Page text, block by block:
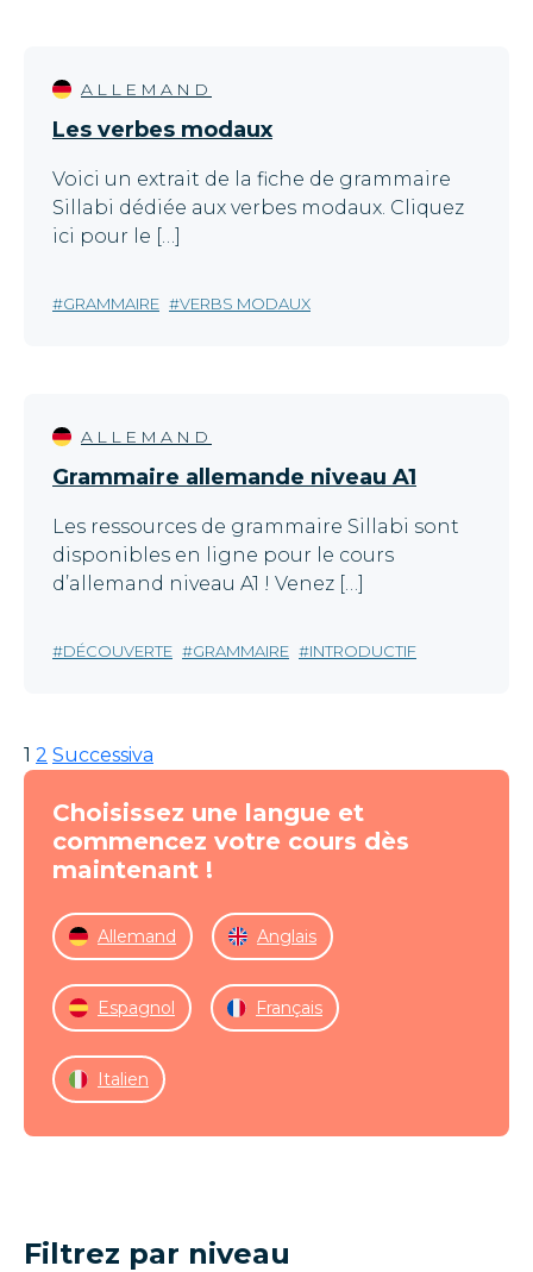
ALLEMAND
Les verbes modaux
Voici un extrait de la fiche de grammaire
Sillabi dédiée aux verbes modaux. Cliquez
ici pour le […]
GRAMMAIRE VERBS MODAUX
ALLEMAND
Grammaire allemande niveau A1
Les ressources de grammaire Sillabi sont
disponibles en ligne pour le cours
d’allemand niveau A1 ! Venez […]
DÉCOUVERTE GRAMMAIRE INTRODUCTIF
1 2 Successiva
Choisissez une langue et
commencez votre cours dès
maintenant !
Allemand Anglais
Espagnol Français
Italien
Filtrez par niveau